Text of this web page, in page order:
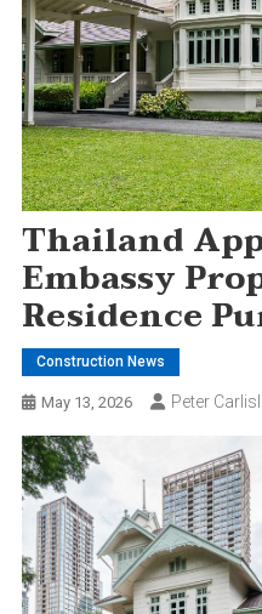
Thailand
Embassy
Residence
Construction News
May 13, 2026 Peter